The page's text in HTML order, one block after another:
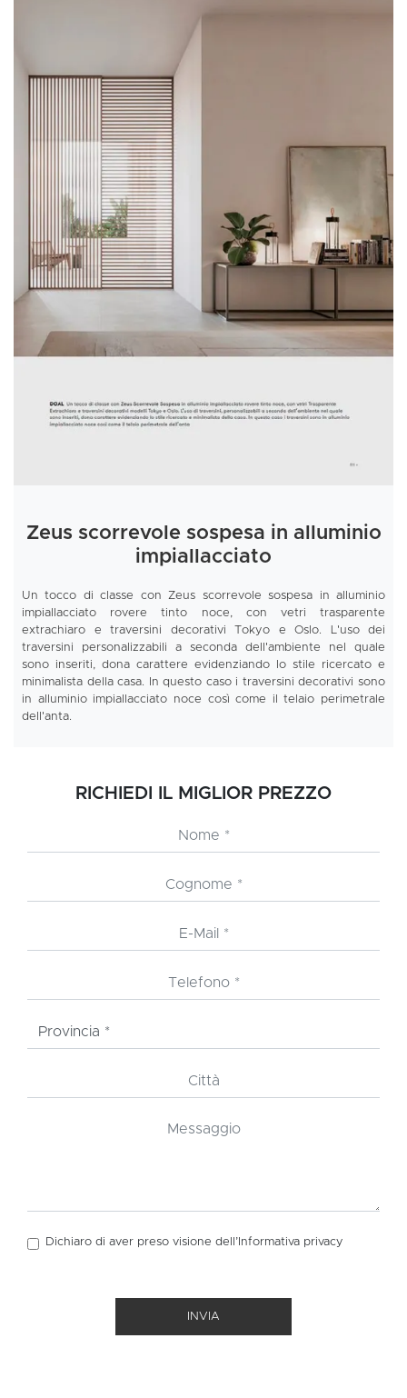
Zeus scorrevole sospesa in alluminio
impiallacciato
Un tocco di classe con Zeus scorrevole sospesa in alluminio
impiallacciato rovere tinto noce, con vetri trasparente
extrachiaro e traversini decorativi Tokyo e Oslo. L'uso dei
traversini personalizzabili a seconda dell'ambiente nel quale
sono inseriti, dona carattere evidenziando lo stile ricercato e
minimalista della casa. In questo caso i traversini decorativi sono
in alluminio impiallacciato noce così come il telaio perimetrale
dell'anta.
RICHIEDI IL MIGLIOR PREZZO
Dichiaro di aver preso visione dell’Informativa privacy
INVIA